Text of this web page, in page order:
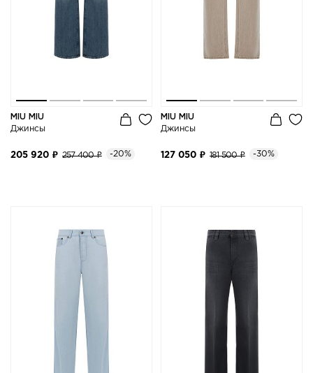
MIU MIU
Джинсы
205 920 ₽ 257 400 ₽ -20%
MIU MIU
Джинсы
127 050 ₽ 181 500 ₽ -30%